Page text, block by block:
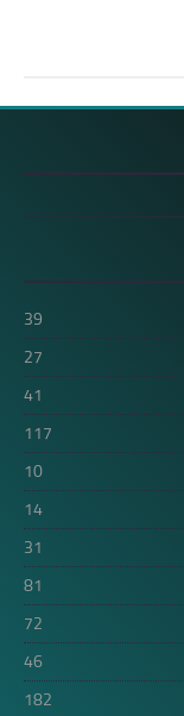
39
27
41
117
10
14
31
81
72
46
182